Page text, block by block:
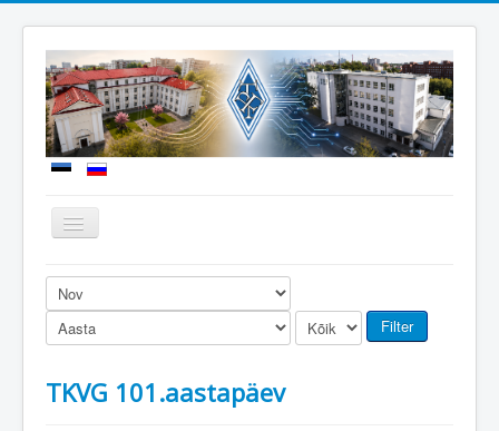
Näita/Peida
menüüd
Uudised
Meie kool
Õppetöö
Filter
TKVG 101.aastapäev